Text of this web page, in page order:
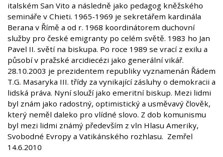
italském San Vito a následně jako pedagog kněžského
semináře v Chieti. 1965-1969 je sekretářem kardinála
Berana v Římě a od r. 1968 koordinátorem duchovní
služby pro české emigranty po celém světě. 1983 ho Jan
Pavel II. světí na biskupa. Po roce 1989 se vrací z exilu a
působí v pražské arcidiecézi jako generální vikář.
28.10.2003 je prezidentem republiky vyznamenán Řádem
T.G. Masaryka III. třídy za vynikající zásluhy o demokracii a
lidská práva. Nyní slouží jako emeritní biskup. Mezi lidmi
byl znám jako radostný, optimistický a usměvavý člověk,
který neměl daleko pro vlídné slovo. Z dob komunismu
byl mezi lidmi známý především z vln Hlasu Ameriky,
Svobodné Evropy a Vatikánského rozhlasu. Zemřel
14.6.2010